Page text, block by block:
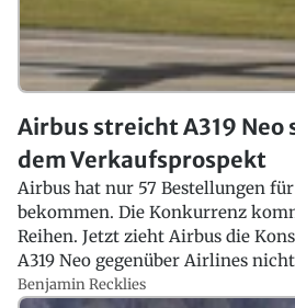
Airbus streicht A319 Neo
dem Verkaufsprospekt
Airbus hat nur 57 Bestellungen
bekommen. Die Konkurrenz
Reihen. Jetzt zieht Airbus die
A319 Neo gegenüber Airlines
Benjamin Recklies